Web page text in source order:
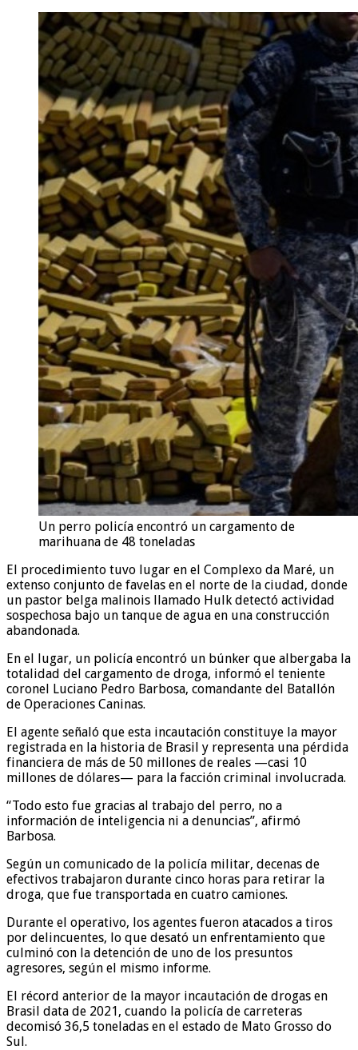
Un perro policía encontró un cargamento de
marihuana de 48 toneladas
El procedimiento tuvo lugar en el Complexo da Maré, un
extenso conjunto de favelas en el norte de la ciudad, donde
un pastor belga malinois llamado Hulk detectó actividad
sospechosa bajo un tanque de agua en una construcción
abandonada.
En el lugar, un policía encontró un búnker que albergaba la
totalidad del cargamento de droga, informó el teniente
coronel Luciano Pedro Barbosa, comandante del Batallón
de Operaciones Caninas.
El agente señaló que esta incautación constituye la mayor
registrada en la historia de Brasil y representa una pérdida
financiera de más de 50 millones de reales —casi 10
millones de dólares— para la facción criminal involucrada.
“Todo esto fue gracias al trabajo del perro, no a
información de inteligencia ni a denuncias”, afirmó
Barbosa.
Según un comunicado de la policía militar, decenas de
efectivos trabajaron durante cinco horas para retirar la
droga, que fue transportada en cuatro camiones.
Durante el operativo, los agentes fueron atacados a tiros
por delincuentes, lo que desató un enfrentamiento que
culminó con la detención de uno de los presuntos
agresores, según el mismo informe.
El récord anterior de la mayor incautación de drogas en
Brasil data de 2021, cuando la policía de carreteras
decomisó 36,5 toneladas en el estado de Mato Grosso do
Sul.